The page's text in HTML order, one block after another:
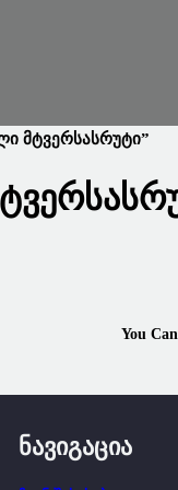
Მტვერსასრუტი”
You
Ნავიგაცია